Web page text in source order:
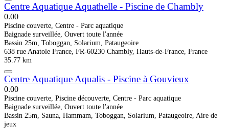
Centre Aquatique Aquathelle - Piscine de Chambly
0.00
Piscine couverte, Centre - Parc aquatique
Baignade surveillée, Ouvert toute l'année
Bassin 25m, Toboggan, Solarium, Pataugeoire
638 rue Anatole France, FR-60230 Chambly, Hauts-de-France, France
35.77 km
Centre Aquatique Aqualis - Piscine à Gouvieux
0.00
Piscine couverte, Piscine découverte, Centre - Parc aquatique
Baignade surveillée, Ouvert toute l'année
Bassin 25m, Sauna, Hammam, Toboggan, Solarium, Pataugeoire, Aire de
jeux